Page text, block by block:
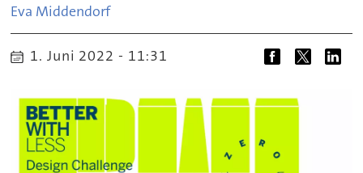
Eva Middendorf
1. Juni 2022 - 11:31